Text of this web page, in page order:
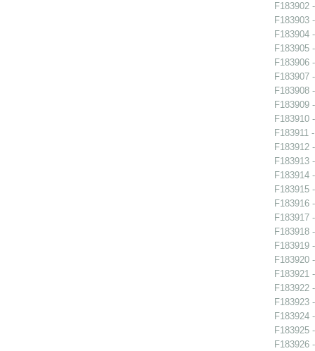
F183902
F183903
F183904
F183905
F183906
F183907
F183908
F183909
F183910
F183911
F183912
F183913
F183914
F183915
F183916
F183917
F183918
F183919
F183920
F183921
F183922
F183923
F183924
F183925
F183926